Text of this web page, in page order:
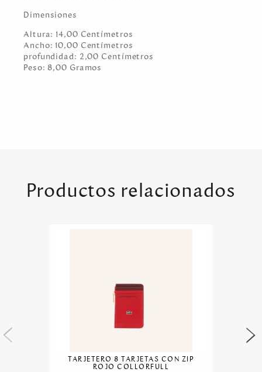
Dimensiones
Altura: 14,00 Centímetros
Ancho: 10,00 Centímetros
profundidad: 2,00 Centímetros
Peso: 8,00 Gramos
Productos relacionados
TARJETERO 8 TARJETAS CON ZIP
ROJO COLLORFULL